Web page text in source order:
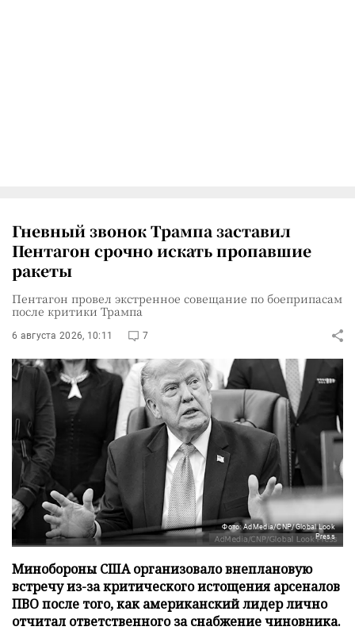
Гневный звонок Трампа заставил
Пентагон срочно искать пропавшие
ракеты
Пентагон провел экстренное совещание по боеприпасам
после критики Трампа
6 августа 2026, 10:11 7
Фото: AdMedia/CNP/Global Look
Press
Минобороны США организовало внеплановую
встречу из-за критического истощения арсеналов
ПВО после того, как американский лидер лично
отчитал ответственного за снабжение чиновника.